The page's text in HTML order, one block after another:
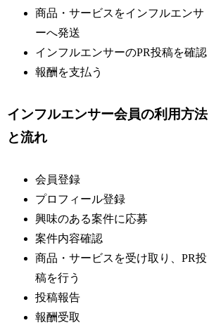
商品・サービスをインフルエンサ
ーへ発送
インフルエンサーのPR投稿を確認
報酬を支払う
インフルエンサー会員の利用方法
と流れ
会員登録
プロフィール登録
興味のある案件に応募
案件内容確認
商品・サービスを受け取り、PR投
稿を行う
投稿報告
報酬受取